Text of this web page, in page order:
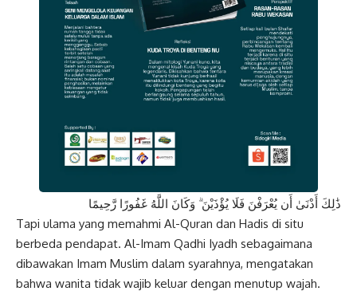
ذَٰلِكَ أَدْنَىٰ أَن يُعْرَفْنَ فَلَا يُؤْذَيْنَ ۗ وَكَانَ اللَّهُ غَفُورًا رَّحِيمًا
Tapi ulama yang memahmi Al-Quran dan Hadis di situ
berbeda pendapat. Al-Imam Qadhi Iyadh sebagaimana
dibawakan Imam Muslim dalam syarahnya, mengatakan
bahwa wanita tidak wajib keluar dengan menutup wajah.